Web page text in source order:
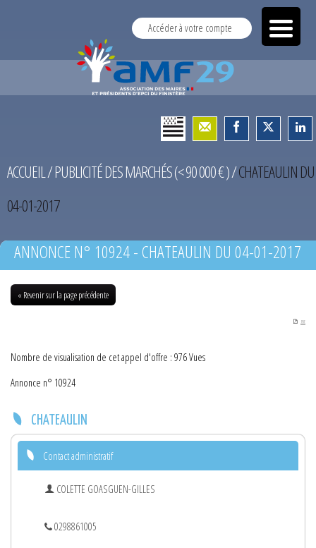
Accéder à votre compte
ACCUEIL/PUBLICITÉ DES MARCHÉS (< 90 000 € )/CHATEAULIN DU
04-01-2017
ANNONCE N° 10924 - CHATEAULIN DU 04-01-2017
« Revenir sur la page précédente
PDF
Nombre de visualisation de cet appel d'offre : 976 Vues
Annonce n° 10924
CHATEAULIN
Contact administratif
COLETTE GOASGUEN-GILLES
0298861005